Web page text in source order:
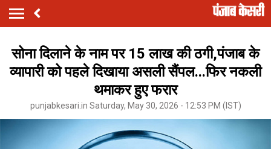
सोना दिलाने के नाम पर 15 लाख की ठगी,पंजाब के
व्यापारी को पहले दिखाया असली सैंपल...फिर नकली
थमाकर हुए फरार
punjabkesari.in Saturday, May 30, 2026 - 12:53 PM (IST)